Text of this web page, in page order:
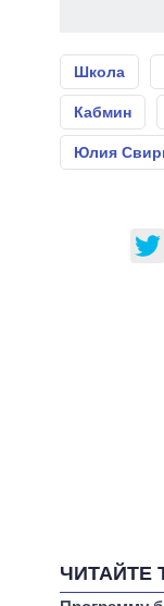
Школа
Кабмин
Юлия
ЧИТАЙТЕ